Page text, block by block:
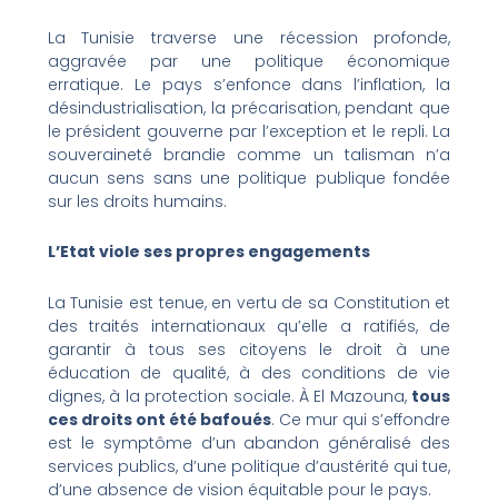
La Tunisie traverse une récession profonde,
aggravée par une politique économique
erratique. Le pays s’enfonce dans l’inflation, la
désindustrialisation, la précarisation, pendant que
le président gouverne par l’exception et le repli. La
souveraineté brandie comme un talisman n’a
aucun sens sans une politique publique fondée
sur les droits humains.
L’Etat viole ses propres engagements
La Tunisie est tenue, en vertu de sa Constitution et
des traités internationaux qu’elle a ratifiés, de
garantir à tous ses citoyens le droit à une
éducation de qualité, à des conditions de vie
dignes, à la protection sociale. À El Mazouna, tous
ces droits ont été bafoués. Ce mur qui s’effondre
est le symptôme d’un abandon généralisé des
services publics, d’une politique d’austérité qui tue,
d’une absence de vision équitable pour le pays.